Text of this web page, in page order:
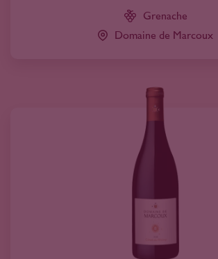
Grenache
Domaine de Marcoux